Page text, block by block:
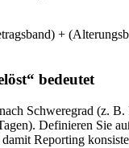
+
bedeutet
Schweregrad (z. B.
Definieren Sie
Reporting